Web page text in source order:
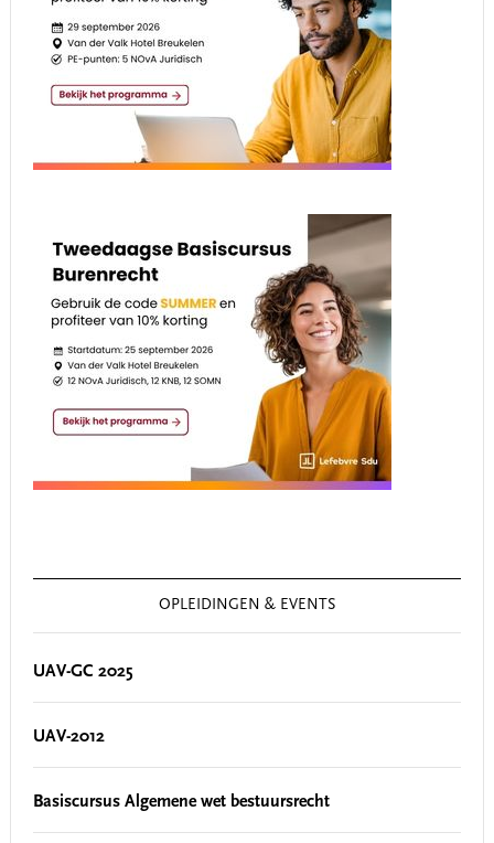
OPLEIDINGEN & EVENTS
UAV-GC 2025
UAV-2012
Basiscursus Algemene wet bestuursrecht